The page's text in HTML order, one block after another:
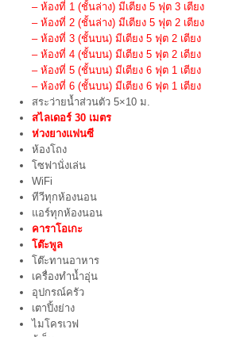
– ห้องที่ 1 (ชั้นล่าง) มีเตียง 5 ฟุต 3 เตียง
– ห้องที่ 2 (ชั้นล่าง) มีเตียง 5 ฟุต 2 เตียง
– ห้องที่ 3 (ชั้นบน) มีเตียง 5 ฟุต 2 เตียง
– ห้องที่ 4 (ชั้นบน) มีเตียง 5 ฟุต 2 เตียง
– ห้องที่ 5 (ชั้นบน) มีเตียง 6 ฟุต 1 เตียง
– ห้องที่ 6 (ชั้นบน) มีเตียง 6 ฟุต 1 เตียง
สระว่ายน้ำส่วนตัว 5×10 ม.
สไลเดอร์ 30 เมตร
ห่วงยางแฟนซี
ห้องโถง
โซฟานั่งเล่น
WiFi
ทีวีทุกห้องนอน
แอร์ทุกห้องนอน
คาราโอเกะ
โต๊ะพูล
โต๊ะทานอาหาร
เครื่องทำน้ำอุ่น
อุปกรณ์ครัว
เตาปิ้งย่าง
ไมโครเวฟ